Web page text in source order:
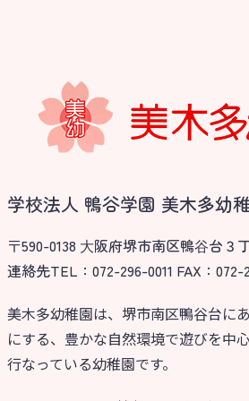
学校法人 鴨谷学園 美木多幼
〒590-0138 ⼤阪府堺市南区鴨⾕台３
連絡先TEL：072-296-0011 FAX：072-
美木多幼稚園は、堺市南区鴨谷台に
にする、豊かな自然環境で遊びを中
行なっている幼稚園です。